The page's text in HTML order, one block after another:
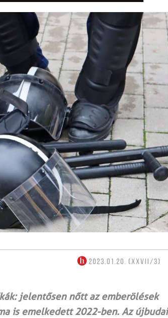
2023.01.20. (XXVII/3)
jelentősen nőtt az emberölések
is emelkedett 2022-ben. Az újbudai